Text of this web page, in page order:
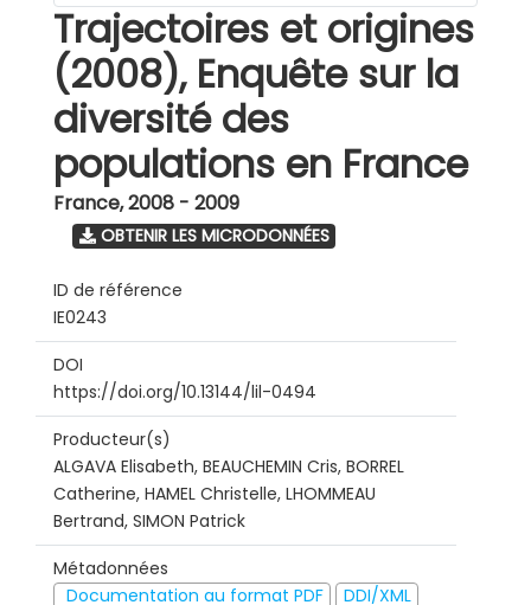
Trajectoires et origines
(2008), Enquête sur la
diversité des
populations en France
France,2008 - 2009
OBTENIR LES MICRODONNÉES
ID de référence
IE0243
DOI
https://doi.org/10.13144/lil-0494
Producteur(s)
ALGAVA Elisabeth, BEAUCHEMIN Cris, BORREL
Catherine, HAMEL Christelle, LHOMMEAU
Bertrand, SIMON Patrick
Métadonnées
Documentation au format PDF
DDI/XML